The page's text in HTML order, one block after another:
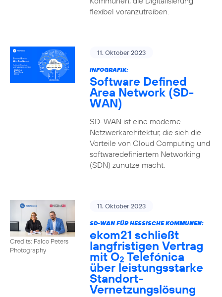
flexibel voranzutreiben.
11. Oktober 2023
INFOGRAFIK:
Software Defined
Area Network (SD-
WAN)
SD-WAN ist eine moderne
Netzwerkarchitektur, die sich die
Vorteile von Cloud Computing und
softwaredefiniertem Networking
(SDN) zunutze macht.
Credits: Falco Peters
Photography
11. Oktober 2023
SD-WAN FÜR HESSISCHE KOMMUNEN:
ekom21 schließt
langfristigen Vertrag
mit O2 Telefónica
über leistungsstarke
Standort-
Vernetzungslösung